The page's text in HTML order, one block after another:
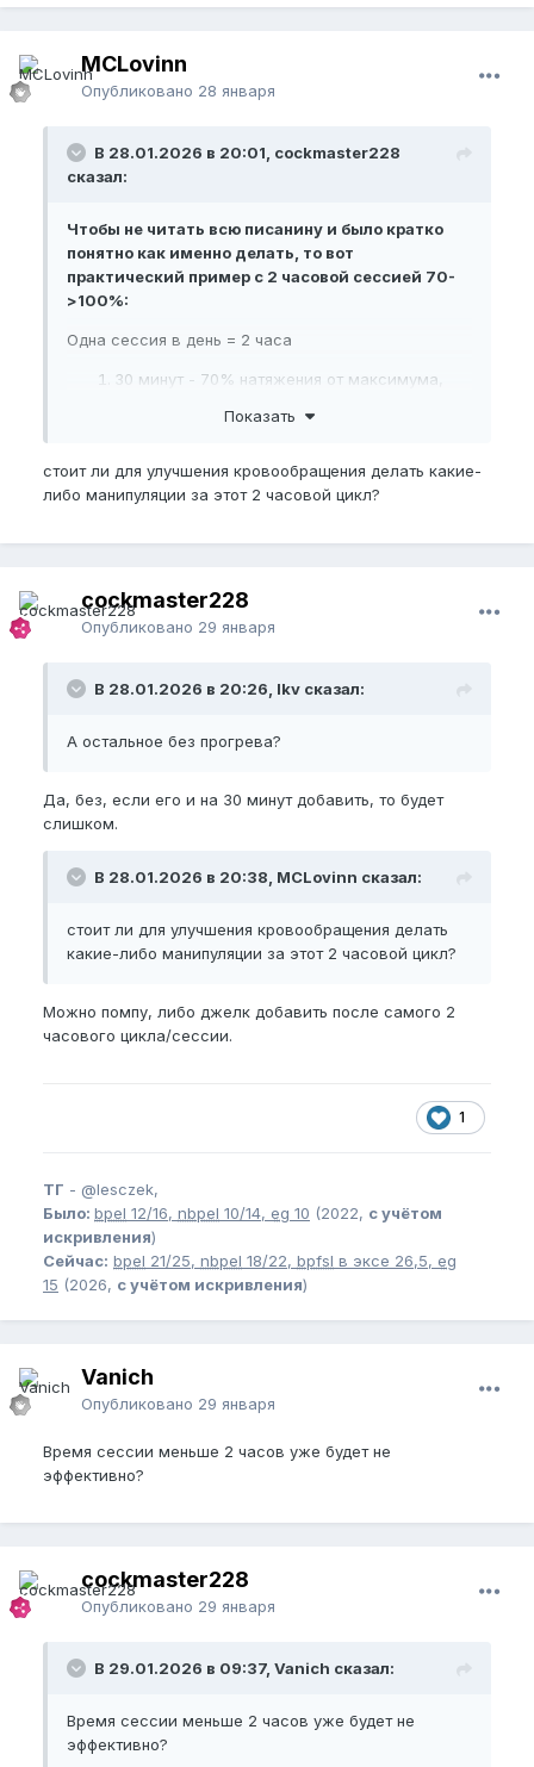
MCLovinn
Опубликовано 28 января
В 28.01.2026 в 20:01, cockmaster228
сказал:
Чтобы не читать всю писанину и было кратко
понятно как именно делать, то вот
практический пример с 2 часовой сессией 70-
>100%:
Одна сессия в день = 2 часа
30 минут - 70% натяжения от максимума,
боли, можно спокойно сидеть, заниматься
10 минут - 100% натяжения, это максимум,
который вы можете выдержать безопасно,
И далее по кругу
виде своегоbpfsl , далее в идеале уже
отслеживать максимальный
ощущений и ощущений других людей что
пробовали так тренироваться, то на каждых
подход) максимум (100%) становится более
сессию это может быть 15см, на второй 15,2см а
на третий 15,5см, как пример. С прогревом этот
добавлять прогрев как раз на эти 10 минут.
90 минут умеренной тяги на 70% от
2 часа суммарного растяжения за сессию
Показать
стоит ли для улучшения кровообращения делать какие-
либо манипуляции за этот 2 часовой цикл?
cockmaster228
Опубликовано 29 января
В 28.01.2026 в 20:26, lkv сказал:
А остальное без прогрева?
Да, без, если его и на 30 минут добавить, то будет
слишком.
В 28.01.2026 в 20:38, MCLovinn сказал:
стоит ли для улучшения кровообращения делать
какие-либо манипуляции за этот 2 часовой цикл?
Можно помпу, либо джелк добавить после самого 2
часового цикла/сессии.
1
ТГ - @lesczek,
Было: bpel 12/16, nbpel 10/14, eg 10 (2022, с учётом
искривления)
Сейчас: bpel 21/25, nbpel 18/22, bpfsl в эксе 26,5, eg
15 (2026, с учётом искривления)
Vanich
Опубликовано 29 января
Время сессии меньше 2 часов уже будет не
эффективно?
cockmaster228
Опубликовано 29 января
В 29.01.2026 в 09:37, Vanich сказал:
Время сессии меньше 2 часов уже будет не
эффективно?